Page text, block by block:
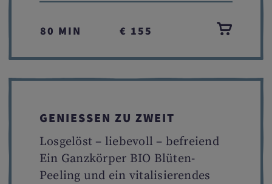
80 MIN € 155
GENIESSEN ZU ZWEIT
Losgelöst – liebevoll – befreiend
Ein Ganzkörper BIO Blüten-
Peeling und ein vitalisierendes